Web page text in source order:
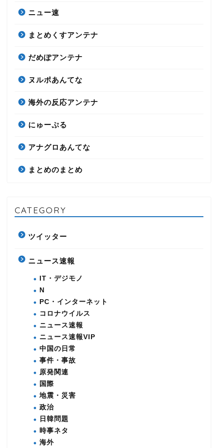
ニュー速
まとめくすアンテナ
だめぽアンテナ
ヌルポあんてな
海外の反応アンテナ
にゅーぷる
アナグロあんてな
まとめのまとめ
CATEGORY
ツイッター
ニュース速報
IT・デジモノ
N
PC・インターネット
コロナウイルス
ニュース速報
ニュース速報VIP
中国の日常
事件・事故
原発関連
国際
地震・災害
政治
日韓問題
時事ネタ
海外